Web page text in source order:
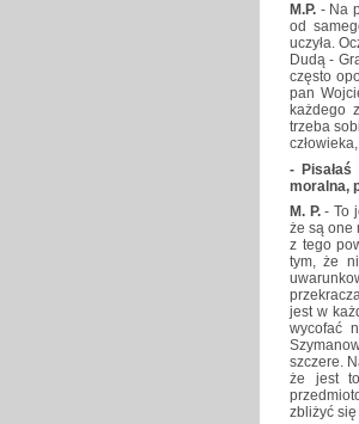
M.P. - Na
od
uczyła.
Dudą -
często
pan
każdego
trzeba
-
moralna,
M. P.- To
że są one
z tego
tym, że
jest w
wycofać
szczere.
że jest
zbliżyć